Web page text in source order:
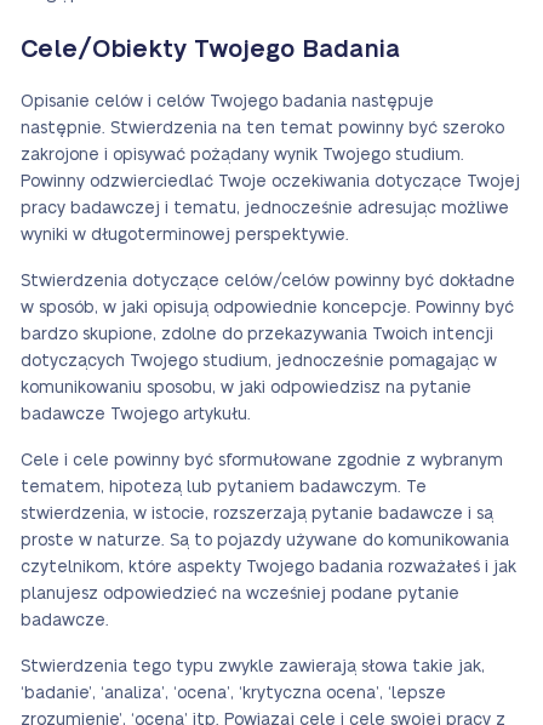
Cele/Obiekty Twojego Badania
Opisanie celów i celów Twojego badania następuje
następnie. Stwierdzenia na ten temat powinny być szeroko
zakrojone i opisywać pożądany wynik Twojego studium.
Powinny odzwierciedlać Twoje oczekiwania dotyczące Twojej
pracy badawczej i tematu, jednocześnie adresując możliwe
wyniki w długoterminowej perspektywie.
Stwierdzenia dotyczące celów/celów powinny być dokładne
w sposób, w jaki opisują odpowiednie koncepcje. Powinny być
bardzo skupione, zdolne do przekazywania Twoich intencji
dotyczących Twojego studium, jednocześnie pomagając w
komunikowaniu sposobu, w jaki odpowiedzisz na pytanie
badawcze Twojego artykułu.
Cele i cele powinny być sformułowane zgodnie z wybranym
tematem, hipotezą lub pytaniem badawczym. Te
stwierdzenia, w istocie, rozszerzają pytanie badawcze i są
proste w naturze. Są to pojazdy używane do komunikowania
czytelnikom, które aspekty Twojego badania rozważałeś i jak
planujesz odpowiedzieć na wcześniej podane pytanie
badawcze.
Stwierdzenia tego typu zwykle zawierają słowa takie jak,
‘badanie’, ‘analiza’, ‘ocena’, ‘krytyczna ocena’, ‘lepsze
zrozumienie’, ‘ocena’ itp. Powiązaj cele i cele swojej pracy z